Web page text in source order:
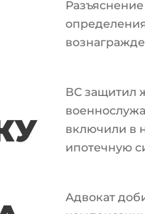
ВС защитил
включили в
ипотечную
Адвокат